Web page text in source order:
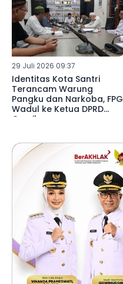
29 Juli 2026 09:37
Identitas Kota Santri
Terancam Warung
Pangku dan Narkoba, FPG
Wadul ke Ketua DPRD
Gresik